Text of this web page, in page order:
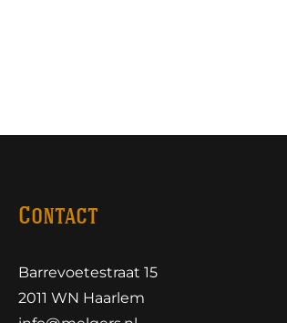
Contact
Barrevoetestraat 15
2011 WN Haarlem